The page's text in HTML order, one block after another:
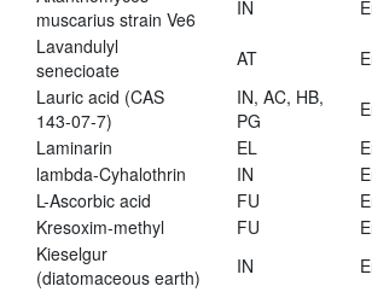
muscarius strain Ve6
IN
Lavandulyl
senecioate
AT
Lauric acid (CAS
143-07-7)
IN, AC, HB,
PG
Laminarin
EL
lambda-Cyhalothrin
IN
L-Ascorbic acid
FU
Kresoxim-methyl
FU
Kieselgur
(diatomaceous earth)
IN